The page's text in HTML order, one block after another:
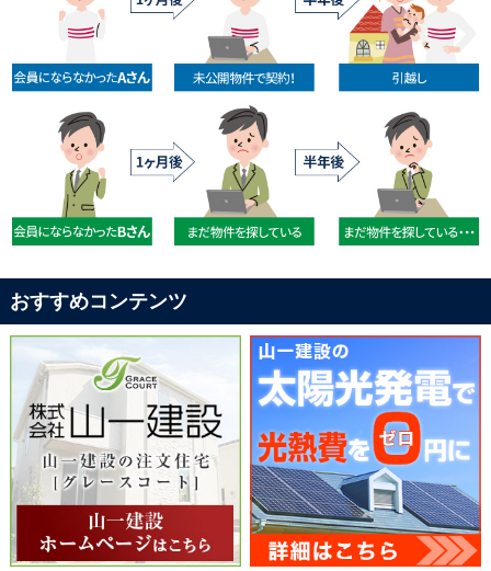
おすすめコンテンツ